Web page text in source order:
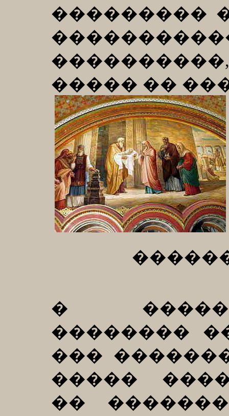
���������
����� ��
�
��������
���
�����
��